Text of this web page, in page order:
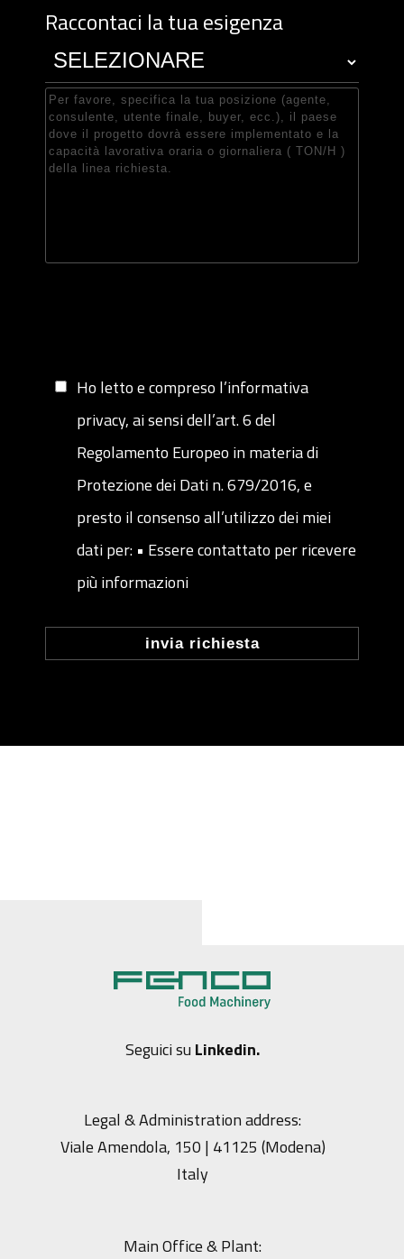
Raccontaci la tua esigenza
Ho letto e compreso l’informativa
privacy, ai sensi dell’art. 6 del
Regolamento Europeo in materia di
Protezione dei Dati n. 679/2016, e
presto il consenso all’utilizzo dei miei
dati per: • Essere contattato per ricevere
più informazioni
Seguici su Linkedin.
Legal & Administration address:
Viale Amendola, 150 | 41125 (Modena)
Italy
Main Office & Plant: